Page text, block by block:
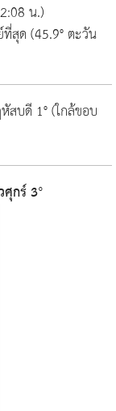
น.)
สุด (45.9° ตะวัน
สบดี 1° (ใกล้ขอบ
กร์ 3°